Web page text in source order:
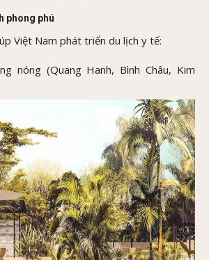
phong phú
Việt Nam phát triển du lịch y tế:
nóng (Quang Hanh, Bình Châu, Kim